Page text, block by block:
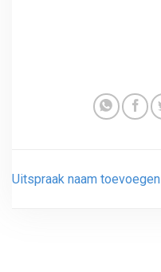
Uitspraak naam toevoegen